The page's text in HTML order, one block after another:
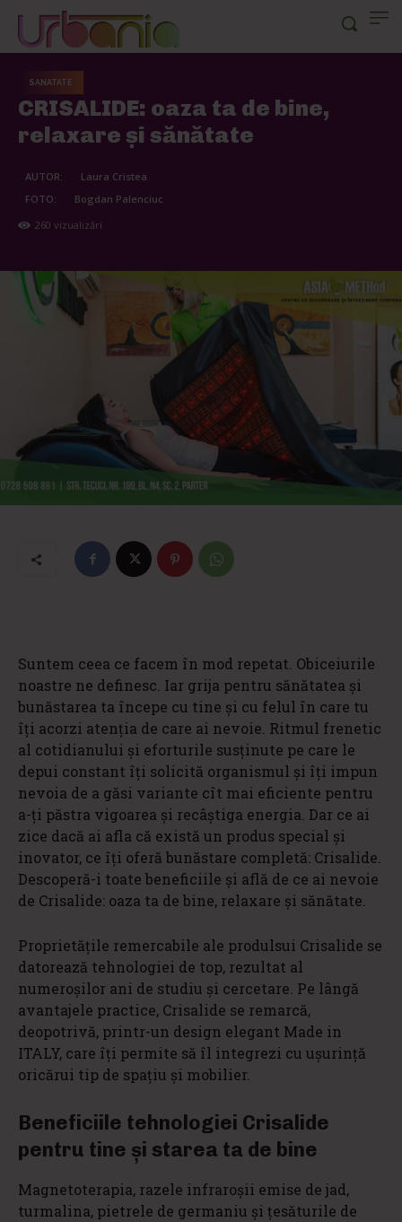
SANATATE
CRISALIDE: oaza ta de bine,
relaxare și sănătate
AUTOR:
Laura Cristea
FOTO:
Bogdan Palenciuc
260 vizualizări
Suntem ceea ce facem în mod repetat. Obiceiurile
noastre ne definesc. Iar grija pentru sănătatea și
bunăstarea ta începe cu tine și cu felul în care tu
îți acorzi atenția de care ai nevoie. Ritmul frenetic
al cotidianului și eforturile susținute pe care le
depui constant îți solicită organismul și îți impun
nevoia de a găsi variante cît mai eficiente pentru
a-ți păstra vigoarea și recâștiga energia. Dar ce ai
zice dacă ai afla că există un produs special și
inovator, ce îți oferă bunăstare completă: Crisalide.
Descoperă-i toate beneficiile și află de ce ai nevoie
de Crisalide: oaza ta de bine, relaxare și sănătate.
Proprietățile remercabile ale produlsui Crisalide se
datorează tehnologiei de top, rezultat al
numeroșilor ani de studiu și cercetare. Pe lângă
avantajele practice, Crisalide se remarcă,
deopotrivă, printr-un design elegant Made in
ITALY, care îți permite să îl integrezi cu ușurință
oricărui tip de spațiu și mobilier.
Beneficiile tehnologiei Crisalide
pentru tine și starea ta de bine
Magnetoterapia, razele infraroșii emise de jad,
turmalina, pietrele de germaniu și țesăturile de